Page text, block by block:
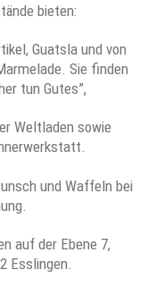
bieten:
Guatsla und von
Sie finden
tun Gutes”,
Weltladen sowie
und Waffeln bei
auf der Ebene 7,
Esslingen.